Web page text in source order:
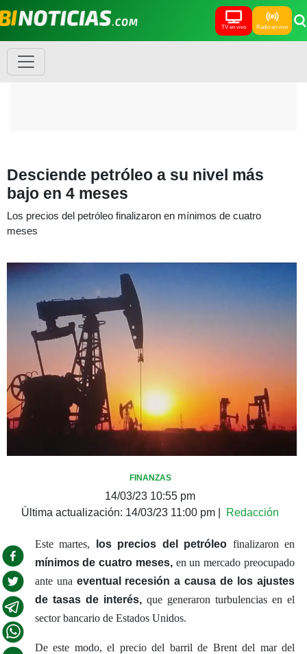
TV en vivo Radio en vivo
Desciende petróleo a su nivel más
bajo en 4 meses
Los precios del petróleo finalizaron en mínimos de cuatro
meses
FINANZAS
14/03/23 10:55 pm
Última actualización: 14/03/23 11:00 pm Redacción
Este martes, los precios del petróleo finalizaron en
mínimos de cuatro meses,en un mercado preocupado
ante una eventual recesión a causa de los ajustes
de tasas de interés,que generaron turbulencias en el
sector bancario de Estados Unidos.
De este modo, el precio del barril de Brent del mar del